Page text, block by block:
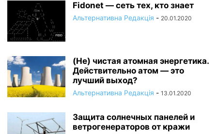
Fidonet — сеть тех, кто знает
Альтернативна Редакція - 20.01.2020
(Не) чистая атомная энергетика.
Действительно атом — это
лучший выход?
Альтернативна Редакція - 13.01.2020
Защита солнечных панелей и
ветрогенераторов от кражи